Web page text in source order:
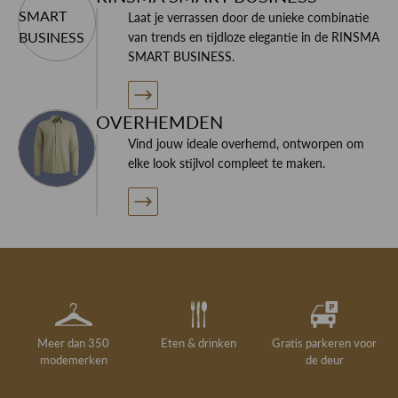
Wil je meer informatie over dit product of je nieuwe
garderobe? Neem contact op met specialisten!
Laat je verrassen door de unieke combinatie
van trends en tijdloze elegantie in de RINSMA
SMART BUSINESS.
OVERHEMDEN
Vind jouw ideale overhemd, ontworpen om
elke look stijlvol compleet te maken.
Meer dan 350
modemerken
Eten & drinken
Gratis parkeren voor
de deur